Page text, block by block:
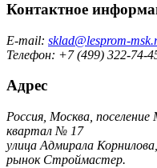
Контактное
E-mail: sklad@lesprom-
Телефон: +7 (499) 322-74-
Адрес
Россия, Москва, поселение
квартал № 17
улица Адмирала Корнилова,
рынок Строймастер.